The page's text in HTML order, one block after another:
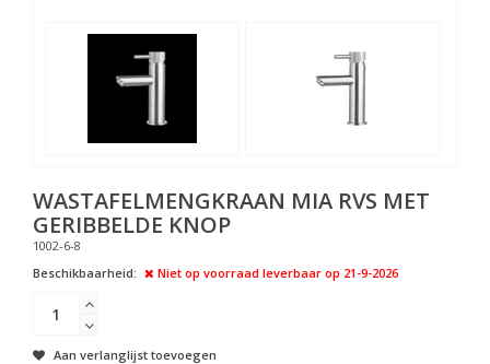
WASTAFELMENGKRAAN MIA RVS MET
GERIBBELDE KNOP
1002-6-8
Beschikbaarheid:
Niet op voorraad leverbaar op 21-9-2026
Aan verlanglijst toevoegen